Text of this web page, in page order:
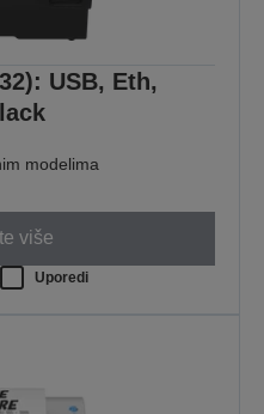
USB, Eth,
modelima
više
Uporedi